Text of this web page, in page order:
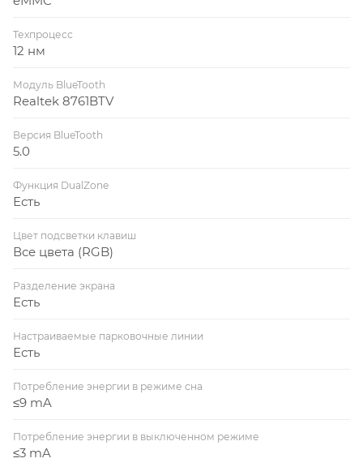
Техпроцесс
12 нм
Модуль BlueTooth
Realtek 8761BTV
Версия BlueTooth
5.0
Функция DualZone
Есть
Цвет подсветки клавиш
Все цвета (RGB)
Разделение экрана
Есть
Настраиваемые парковочные линии
Есть
Потребление энергии в режиме сна
≤9 mA
Потребление энергии в выключенном режиме
≤3 mA